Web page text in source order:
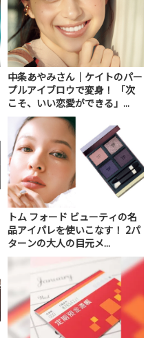
中条あやみさん｜ケイトのパー
プルアイブロウで変身！ 「次
こそ、いい恋愛ができる」...
トム フォード ビューティの名
品アイパレを使いこなす！ 2パ
ターンの大人の目元メ...